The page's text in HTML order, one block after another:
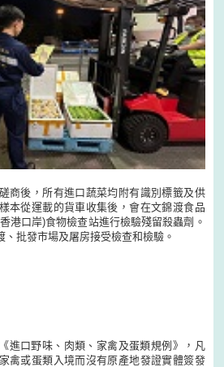
商後，所有進口蔬菜均附有識別標籤及供
本從運載的貨車收集後，會在文錦渡食品
港口岸)食物檢查站進行檢驗殘留殺蟲劑。
批發市場及屠房接受檢查和檢驗。
進口野味、肉類、家禽及蛋類規例》，凡
禽或蛋類入境而沒有原產地發證實體簽發